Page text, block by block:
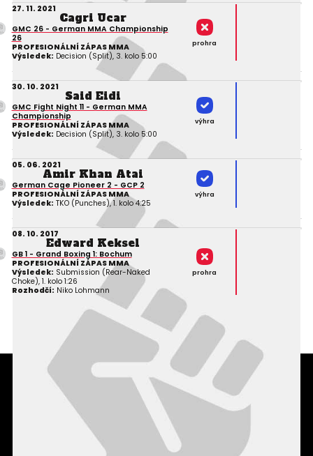
27. 11. 2021
Cagri Ucar
GMC 26 - German MMA Championship
26
PROFESIONÁLNÍ ZÁPAS MMA
Výsledek: Decision (Split), 3. kolo 5:00
prohra
30. 10. 2021
Said Eidi
GMC Fight Night 11 - German MMA
Championship
PROFESIONÁLNÍ ZÁPAS MMA
Výsledek: Decision (Split), 3. kolo 5:00
výhra
05. 06. 2021
Amir Khan Atai
German Cage Pioneer 2 - GCP 2
PROFESIONÁLNÍ ZÁPAS MMA
Výsledek: TKO (Punches), 1. kolo 4:25
výhra
08. 10. 2017
Edward Keksel
GB 1 - Grand Boxing 1: Bochum
PROFESIONÁLNÍ ZÁPAS MMA
Výsledek: Submission (Rear-Naked
Choke), 1. kolo 1:26
Rozhodčí: Niko Lohmann
prohra
Podmínky užití webového rozhraní
Souhlas s používáním osobních údajů
Statistiky
Kontakty